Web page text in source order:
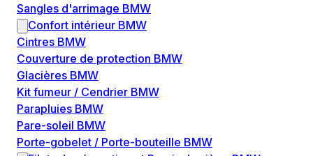
Sangles d'arrimage BMW
Confort intérieur BMW
Cintres BMW
Couverture de protection BMW
Glacières BMW
Kit fumeur / Cendrier BMW
Parapluies BMW
Pare-soleil BMW
Porte-gobelet / Porte-bouteille BMW